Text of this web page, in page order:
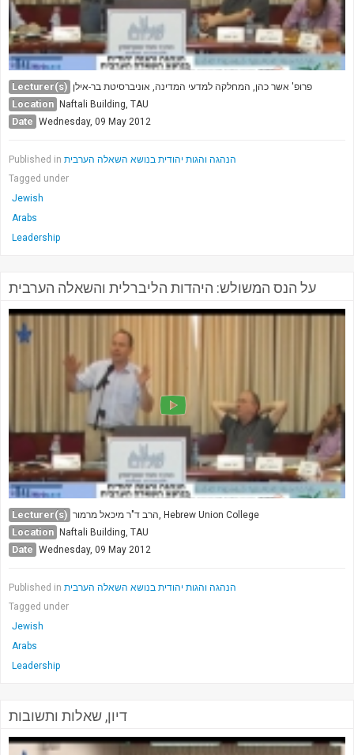
Lecturer(s) פרופ' אשר כהן, המחלקה למדעי המדינה, אוניברסיטת בר-אילן
Location Naftali Building, TAU
Date Wednesday, 09 May 2012
Published in הנהגה והגות יהודית בנושא השאלה הערבית
Tagged under
Jewish
Arabs
Leadership
על הנס המשולש: היהדות הליברלית והשאלה הערבית
Lecturer(s) הרב ד"ר מיכאל מרמור, Hebrew Union College
Location Naftali Building, TAU
Date Wednesday, 09 May 2012
Published in הנהגה והגות יהודית בנושא השאלה הערבית
Tagged under
Jewish
Arabs
Leadership
דיון, שאלות ותשובות